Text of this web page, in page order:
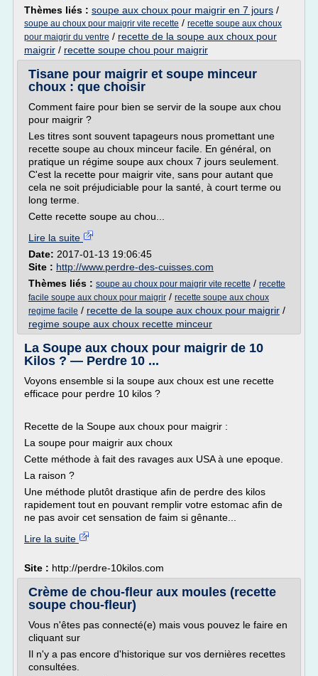
Thèmes liés : soupe aux choux pour maigrir en 7 jours /
soupe au choux pour maigrir vite recette / recette soupe aux choux
pour maigrir du ventre / recette de la soupe aux choux pour
maigrir / recette soupe chou pour maigrir
Tisane pour maigrir et soupe minceur
choux : que choisir
Comment faire pour bien se servir de la soupe aux chou
pour maigrir ?
Les titres sont souvent tapageurs nous promettant une
recette soupe au choux minceur facile. En général, on
pratique un régime soupe aux choux 7 jours seulement.
C'est la recette pour maigrir vite, sans pour autant que
cela ne soit préjudiciable pour la santé, à court terme ou
long terme.
Cette recette soupe au chou...
Lire la suite
Date: 2017-01-13 19:06:45
Site : http://www.perdre-des-cuisses.com
Thèmes liés : soupe au choux pour maigrir vite recette / recette
facile soupe aux choux pour maigrir / recette soupe aux choux
regime facile / recette de la soupe aux choux pour maigrir /
regime soupe aux choux recette minceur
La Soupe aux choux pour maigrir de 10
Kilos ? — Perdre 10 ...
Voyons ensemble si la soupe aux choux est une recette
efficace pour perdre 10 kilos ?
Recette de la Soupe aux choux pour maigrir :
La soupe pour maigrir aux choux
Cette méthode à fait des ravages aux USA à une epoque.
La raison ?
Une méthode plutôt drastique afin de perdre des kilos
rapidement tout en pouvant remplir votre estomac afin de
ne pas avoir cet sensation de faim si gênante...
Lire la suite
Site : http://perdre-10kilos.com
Crème de chou-fleur aux moules (recette
soupe chou-fleur)
Vous n'êtes pas connecté(e) mais vous pouvez le faire en
cliquant sur
Il n'y a pas encore d'historique sur vos dernières recettes
consultées.